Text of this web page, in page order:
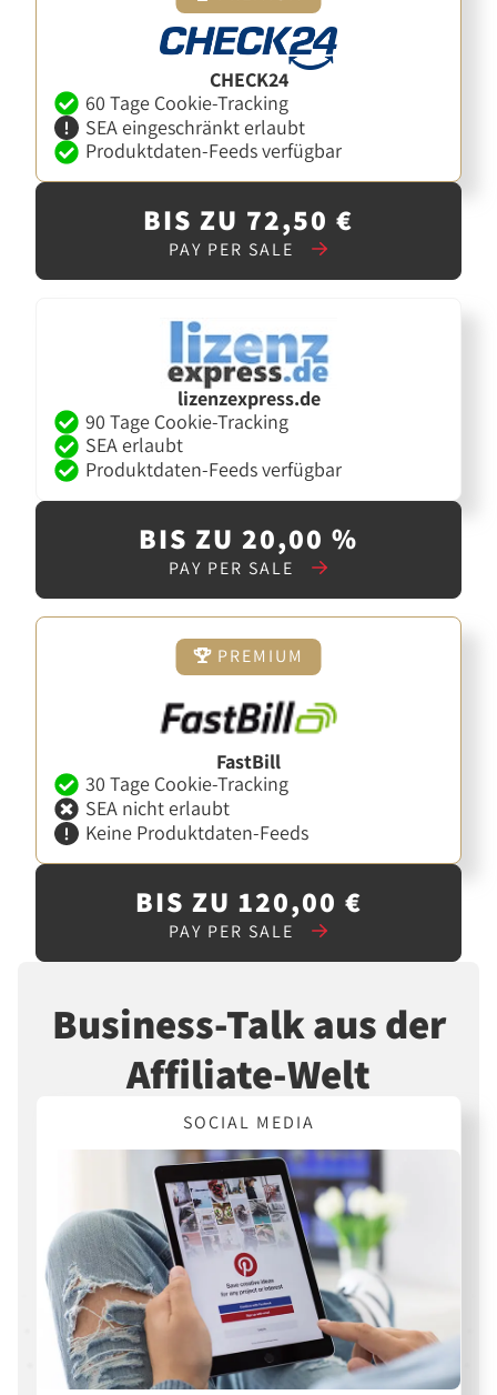
CHECK24
60 Tage Cookie-Tracking
SEA eingeschränkt erlaubt
Produktdaten-Feeds verfügbar
BIS ZU 72,50 €
PAY PER SALE
lizenzexpress.de
90 Tage Cookie-Tracking
SEA erlaubt
Produktdaten-Feeds verfügbar
BIS ZU 20,00 %
PAY PER SALE
PREMIUM
FastBill
30 Tage Cookie-Tracking
SEA nicht erlaubt
Keine Produktdaten-Feeds
BIS ZU 120,00 €
PAY PER SALE
Business-Talk aus der
Affiliate-Welt
SOCIAL MEDIA